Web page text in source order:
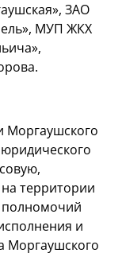
ЗАО
МУП ЖКХ
Моргаушского
территории
полномочий
и
Моргаушского